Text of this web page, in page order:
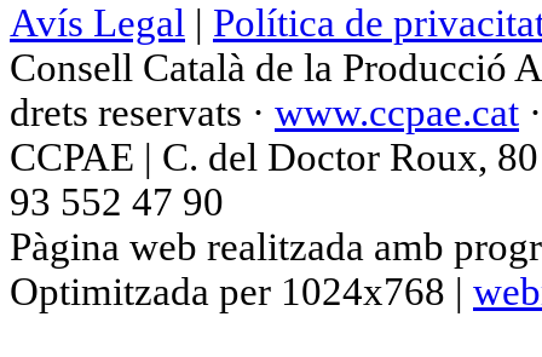
Avís Legal | Política de
Consell Català de la Producció
drets reservats · www.ccpae.cat
CCPAE | C. del Doctor Roux,
93 552 47 90
Pàgina web realitzada amb
Optimitzada per 1024x768 |